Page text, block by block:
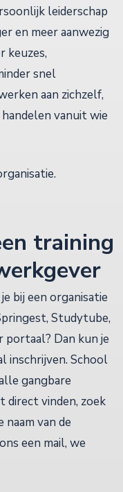
leiderschap
en meer aanwezig
keuzes,
snel
aan zichzelf,
vanuit wie
training
bij een organisatie
Studytube,
portaal? Dan kun je
inschrijven. School
gangbare
direct vinden, zoek
naam van de
een mail, we